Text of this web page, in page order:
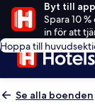
Byt till
Spara 10
in för att
Hoppa till
Se alla boenden